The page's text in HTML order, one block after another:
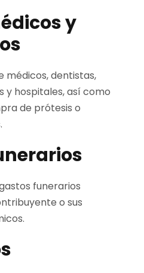
y
médicos, dentistas,
y hospitales, así como
de prótesis o
funerarios
o sus